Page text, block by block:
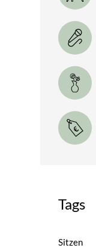
Tags
Sitzen